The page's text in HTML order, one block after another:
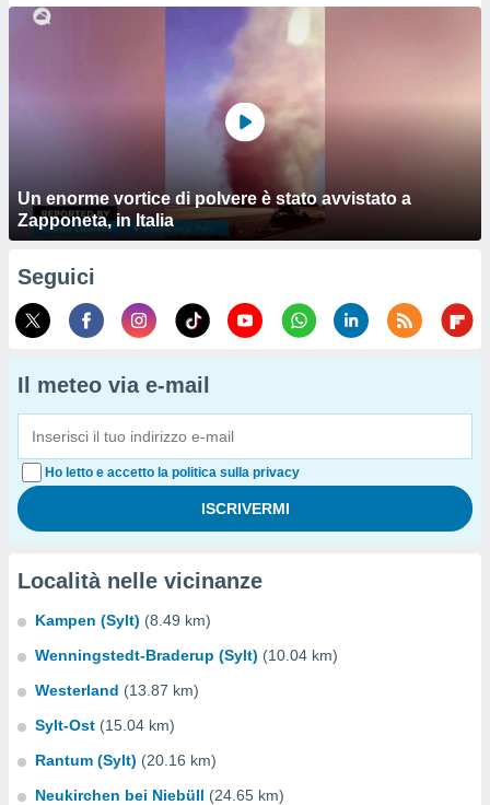
Un enorme vortice di polvere è stato avvistato a
Zapponeta, in Italia
Seguici
Il meteo via e-mail
Ho letto e accetto la politica sulla privacy
Località nelle vicinanze
Kampen (Sylt) (8.49 km)
Wenningstedt-Braderup (Sylt) (10.04 km)
Westerland (13.87 km)
Sylt-Ost (15.04 km)
Rantum (Sylt) (20.16 km)
Neukirchen bei Niebüll (24.65 km)